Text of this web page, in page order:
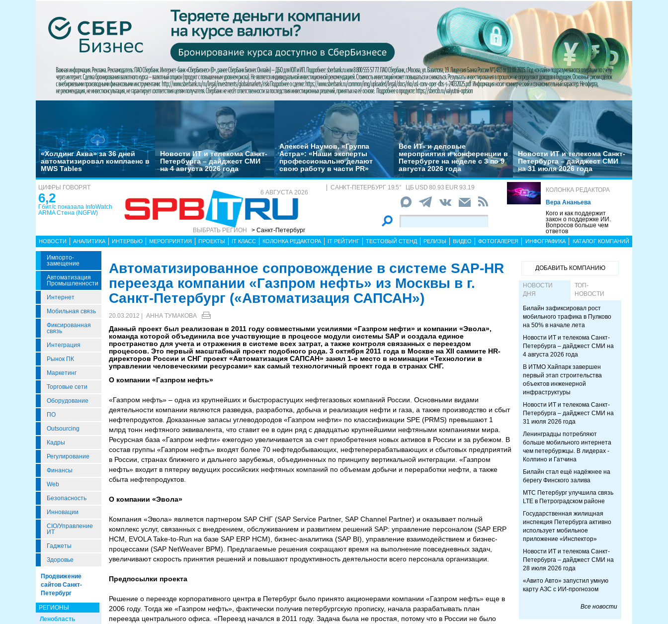
«Холдинг Аква» за 36 дней
автоматизировал комплаенс в
MWS Tables
Новости ИТ и телекома Санкт-
Петербурга – дайджест СМИ
на 4 августа 2026 года
Алексей Наумов, «Группа
Астра»: «Наши эксперты
профессионально делают
свою работу в части PR»
Все ИТ- и деловые
мероприятия и конференции в
Петербурге на неделе с 3 по 9
августа 2026 года
Новости ИТ и телекома Санкт-
Петербурга – дайджест СМИ
на 31 июля 2026 года
ЦИФРЫ ГОВОРЯТ
6,2
Гбит/с показала InfoWatch
ARMA Стена (NGFW)
6 АВГУСТА 2026
ВЫБРАТЬ РЕГИОН > Санкт-Петербург
САНКТ-ПЕТЕРБУРГ 19.5° ЦБ USD 80.93 EUR 93.19
КОЛОНКА РЕДАКТОРА
Вера Ананьева
Кого и как поддержит
закон о поддержке ИИ.
Вопросов больше чем
ответов
НОВОСТИ АНАЛИТИКА ИНТЕРВЬЮ МЕРОПРИЯТИЯ ПРОЕКТЫ IT КЛАСС КОЛОНКА РЕДАКТОРА IT РЕЙТИНГ ТЕСТОВЫЙ СТЕНД РЕЛИЗЫ ВИДЕО ФОТОГАЛЕРЕЯ ИНФОГРАФИКА КАТАЛОГ КОМПАНИЙ
Импорто­
Замещение
Автоматизация
Промышленности
Интернет
Мобильная связь
Фиксированная
связь
Интеграция
Рынок ПК
Маркетинг
Торговые сети
Оборудование
ПО
Outsourcing
Кадры
Регулирование
Финансы
Web
Безопасность
Инновации
CIO/Управление
ИТ
Гаджеты
Здоровье
Продвижение
сайтов Санкт-
Петербург
РЕГИОНЫ
Ленобласть
Автоматизированное сопровождение в системе SAP-HR
переезда компании «Газпром нефть» из Москвы в г.
Санкт-Петербург («Автоматизация САПСАН»)
20.03.2012 | АННА ТУМАКОВА
Данный проект был реализован в 2011 году совместными усилиями «Газпром нефти» и компании «Эвола»,
команда которой объединила все участвующие в процессе модули системы SAP и создала единое
пространство для учета и отражения в системе всех затрат, а также контроля связанных с переездом
процессов. Это первый масштабный проект подобного рода. 3 октября 2011 года в Москве на ХII саммите HR-
директоров России и СНГ проект «Автоматизация САПСАН» занял 1-е место в номинации «Технологии в
управлении человеческими ресурсами» как самый технологичный проект года в странах СНГ.
О компании «Газпром нефть»
«Газпром нефть» – одна из крупнейших и быстрорастущих нефтегазовых компаний России. Основными видами
деятельности компании являются разведка, разработка, добыча и реализация нефти и газа, а также производство и сбыт
нефтепродуктов. Доказанные запасы углеводородов «Газпром нефти» по классификации SPE (PRMS) превышают 1
млрд тонн нефтяного эквивалента, что ставит ее в один ряд с двадцатью крупнейшими нефтяными компаниями мира.
Ресурсная база «Газпром нефти» ежегодно увеличивается за счет приобретения новых активов в России и за рубежом. В
состав группы «Газпром нефть» входят более 70 нефтедобывающих, нефтеперерабатывающих и сбытовых предприятий
в России, странах ближнего и дальнего зарубежья, объединенных по принципу вертикальной интеграции. «Газпром
нефть» входит в пятерку ведущих российских нефтяных компаний по объемам добычи и переработки нефти, а также
сбыта нефтепродуктов.
О компании «Эвола»
Компания «Эвола» является партнером SAP СНГ (SAP Service Partner, SAP Channel Partner) и оказывает полный
комплекс услуг, связанных с внедрением, обслуживанием и развитием решений SAP: управление персоналом (SAP ERP
HCM, EVOLA Take-to-Run на базе SAP ERP HCM), бизнес-аналитика (SAP BI), управление взаимодействием и бизнес-
процессами (SAP NetWeaver BPM). Предлагаемые решения сокращают время на выполнение повседневных задач,
увеличивают скорость принятия решений и повышают продуктивность деятельности всего персонала организации.
Предпосылки проекта
Решение о переезде корпоративного центра в Петербург было принято акционерами компании «Газпром нефть» еще в
2006 году. Тогда же «Газпром нефть», фактически получив петербургскую прописку, начала разрабатывать план
переезда центрального офиса. «Переезд начался в 2011 году. Задача была не простая, потому что в России не было
ДОБАВИТЬ КОМПАНИЮ
НОВОСТИ
ДНЯ
ТОП-
НОВОСТИ
Билайн зафиксировал рост
мобильного трафика в Пулково
на 50% в начале лета
Новости ИТ и телекома Санкт-
Петербурга – дайджест СМИ на
4 августа 2026 года
В ИТМО Хайпарк завершен
первый этап строительства
объектов инженерной
инфраструктуры
Новости ИТ и телекома Санкт-
Петербурга – дайджест СМИ на
31 июля 2026 года
Ленинградцы потребляют
больше мобильного интернета
чем петербуржцы. В лидерах -
Колпино и Гатчина
Билайн стал ещё надёжнее на
берегу Финского залива
МТС Петербург улучшила связь
LTE в Петроградском районе
Государственная жилищная
инспекция Петербурга активно
использует мобильное
приложение «Инспектор»
Новости ИТ и телекома Санкт-
Петербурга – дайджест СМИ на
28 июля 2026 года
«Авито Авто» запустил умную
карту АЗС с ИИ-прогнозом
Все новости